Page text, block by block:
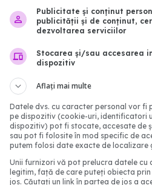
Hipertensiunea
cauze. Prof. univ. dr.
Paletă largă
Publicitate și conținut
publicității și de conținut,
dezvoltarea serviciilor
Stocarea și/sau accesarea
dispozitiv
Aflați mai multe
Datele dvs. cu caracter personal vor fi
pe dispozitiv (cookie-uri, identificatori
dispozitiv) pot fi stocate, accesate de
sau pot fi folosite în mod specific de
putem folosi date exacte de localizare
Unii furnizori vă pot prelucra datele cu
legitim, față de care puteți obiecta
jos. Căutați un link în partea de jos a